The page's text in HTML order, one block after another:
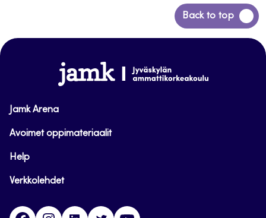
Back to top
Siirry
takaisin
www.jamk.fi
Jamk Arena
Avoimet oppimateriaalit
Help
Verkkolehdet
FacebookInstagramLinkedinTwitter